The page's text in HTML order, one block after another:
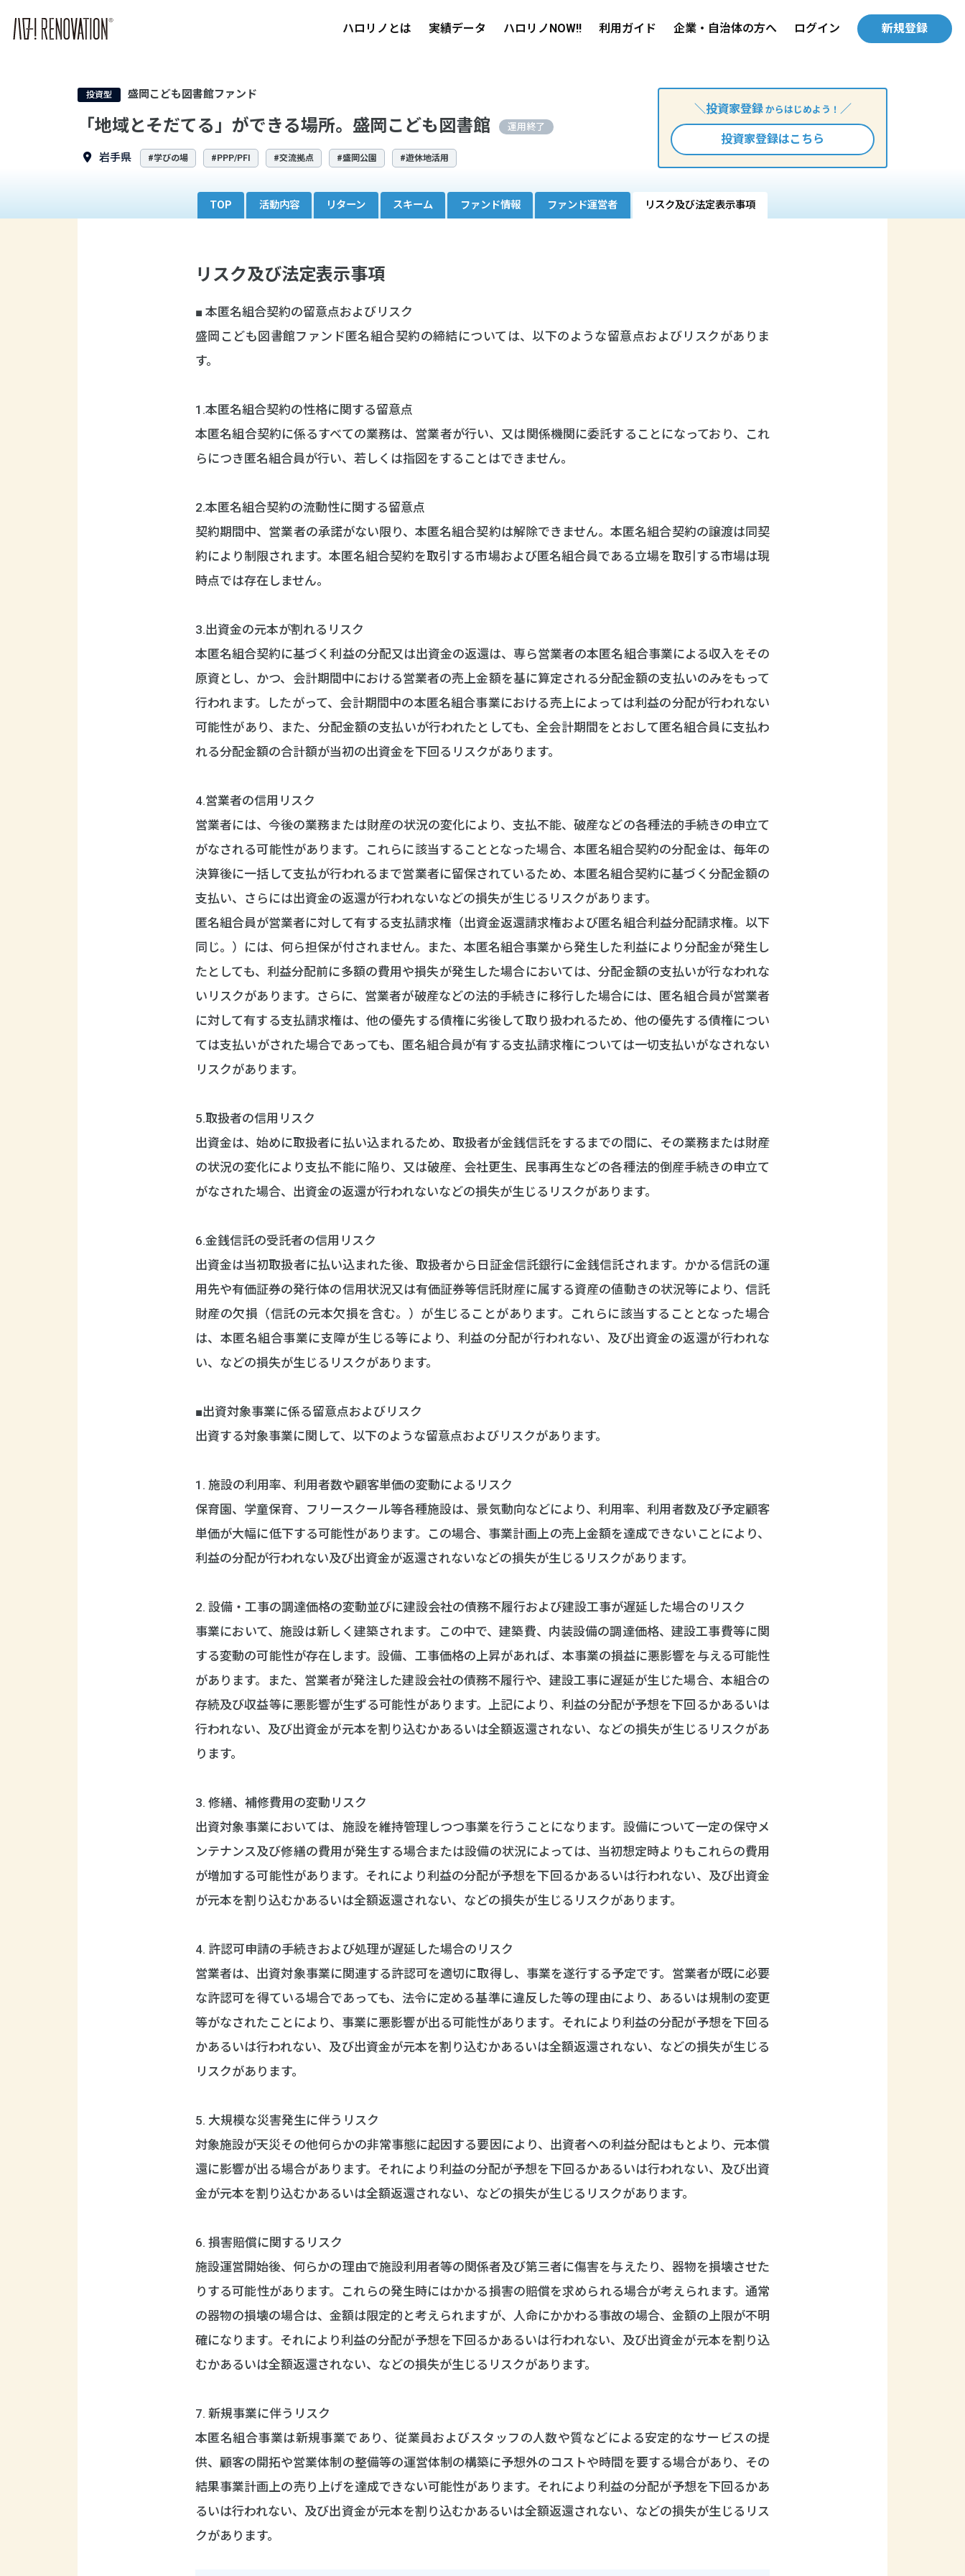
ハロリノとは 実績データ ハロリノNOW!! 利用ガイド 企業・自治体の方へ ログイン 新規登録
投資型 盛岡こども図書館ファンド
「地域とそだてる」ができる場所。盛岡こども図書館 運用終了
岩手県 #学びの場 #PPP/PFI #交流拠点 #盛岡公園 #遊休地活用
＼投資家登録 からはじめよう！ ／
投資家登録はこちら
TOP 活動内容 リターン スキーム ファンド情報 ファンド運営者 リスク及び法定表示事項
リスク及び法定表示事項
■ 本匿名組合契約の留意点およびリスク
盛岡こども図書館ファンド匿名組合契約の締結については、以下のような留意点およびリスクがありま
す。
1.本匿名組合契約の性格に関する留意点
本匿名組合契約に係るすべての業務は、営業者が行い、又は関係機関に委託することになっており、これ
らにつき匿名組合員が行い、若しくは指図をすることはできません。
2.本匿名組合契約の流動性に関する留意点
契約期間中、営業者の承諾がない限り、本匿名組合契約は解除できません。本匿名組合契約の譲渡は同契
約により制限されます。本匿名組合契約を取引する市場および匿名組合員である立場を取引する市場は現
時点では存在しません。
3.出資金の元本が割れるリスク
本匿名組合契約に基づく利益の分配又は出資金の返還は、専ら営業者の本匿名組合事業による収入をその
原資とし、かつ、会計期間中における営業者の売上金額を基に算定される分配金額の支払いのみをもって
行われます。したがって、会計期間中の本匿名組合事業における売上によっては利益の分配が行われない
可能性があり、また、分配金額の支払いが行われたとしても、全会計期間をとおして匿名組合員に支払わ
れる分配金額の合計額が当初の出資金を下回るリスクがあります。
4.営業者の信用リスク
営業者には、今後の業務または財産の状況の変化により、支払不能、破産などの各種法的手続きの申立て
がなされる可能性があります。これらに該当することとなった場合、本匿名組合契約の分配金は、毎年の
決算後に一括して支払が行われるまで営業者に留保されているため、本匿名組合契約に基づく分配金額の
支払い、さらには出資金の返還が行われないなどの損失が生じるリスクがあります。
匿名組合員が営業者に対して有する支払請求権（出資金返還請求権および匿名組合利益分配請求権。以下
同じ。）には、何ら担保が付されません。また、本匿名組合事業から発生した利益により分配金が発生し
たとしても、利益分配前に多額の費用や損失が発生した場合においては、分配金額の支払いが行なわれな
いリスクがあります。さらに、営業者が破産などの法的手続きに移行した場合には、匿名組合員が営業者
に対して有する支払請求権は、他の優先する債権に劣後して取り扱われるため、他の優先する債権につい
ては支払いがされた場合であっても、匿名組合員が有する支払請求権については一切支払いがなされない
リスクがあります。
5.取扱者の信用リスク
出資金は、始めに取扱者に払い込まれるため、取扱者が金銭信託をするまでの間に、その業務または財産
の状況の変化により支払不能に陥り、又は破産、会社更生、民事再生などの各種法的倒産手続きの申立て
がなされた場合、出資金の返還が行われないなどの損失が生じるリスクがあります。
6.金銭信託の受託者の信用リスク
出資金は当初取扱者に払い込まれた後、取扱者から日証金信託銀行に金銭信託されます。かかる信託の運
用先や有価証券の発行体の信用状況又は有価証券等信託財産に属する資産の値動きの状況等により、信託
財産の欠損（信託の元本欠損を含む。）が生じることがあります。これらに該当することとなった場合
は、本匿名組合事業に支障が生じる等により、利益の分配が行われない、及び出資金の返還が行われな
い、などの損失が生じるリスクがあります。
■出資対象事業に係る留意点およびリスク
出資する対象事業に関して、以下のような留意点およびリスクがあります。
1. 施設の利用率、利用者数や顧客単価の変動によるリスク
保育園、学童保育、フリースクール等各種施設は、景気動向などにより、利用率、利用者数及び予定顧客
単価が大幅に低下する可能性があります。この場合、事業計画上の売上金額を達成できないことにより、
利益の分配が行われない及び出資金が返還されないなどの損失が生じるリスクがあります。
2. 設備・工事の調達価格の変動並びに建設会社の債務不履行および建設工事が遅延した場合のリスク
事業において、施設は新しく建築されます。この中で、建築費、内装設備の調達価格、建設工事費等に関
する変動の可能性が存在します。設備、工事価格の上昇があれば、本事業の損益に悪影響を与える可能性
があります。また、営業者が発注した建設会社の債務不履行や、建設工事に遅延が生じた場合、本組合の
存続及び収益等に悪影響が生ずる可能性があります。上記により、利益の分配が予想を下回るかあるいは
行われない、及び出資金が元本を割り込むかあるいは全額返還されない、などの損失が生じるリスクがあ
ります。
3. 修繕、補修費用の変動リスク
出資対象事業においては、施設を維持管理しつつ事業を行うことになります。設備について一定の保守メ
ンテナンス及び修繕の費用が発生する場合または設備の状況によっては、当初想定時よりもこれらの費用
が増加する可能性があります。それにより利益の分配が予想を下回るかあるいは行われない、及び出資金
が元本を割り込むかあるいは全額返還されない、などの損失が生じるリスクがあります。
4. 許認可申請の手続きおよび処理が遅延した場合のリスク
営業者は、出資対象事業に関連する許認可を適切に取得し、事業を遂行する予定です。営業者が既に必要
な許認可を得ている場合であっても、法令に定める基準に違反した等の理由により、あるいは規制の変更
等がなされたことにより、事業に悪影響が出る可能性があります。それにより利益の分配が予想を下回る
かあるいは行われない、及び出資金が元本を割り込むかあるいは全額返還されない、などの損失が生じる
リスクがあります。
5. 大規模な災害発生に伴うリスク
対象施設が天災その他何らかの非常事態に起因する要因により、出資者への利益分配はもとより、元本償
還に影響が出る場合があります。それにより利益の分配が予想を下回るかあるいは行われない、及び出資
金が元本を割り込むかあるいは全額返還されない、などの損失が生じるリスクがあります。
6. 損害賠償に関するリスク
施設運営開始後、何らかの理由で施設利用者等の関係者及び第三者に傷害を与えたり、器物を損壊させた
りする可能性があります。これらの発生時にはかかる損害の賠償を求められる場合が考えられます。通常
の器物の損壊の場合は、金額は限定的と考えられますが、人命にかかわる事故の場合、金額の上限が不明
確になります。それにより利益の分配が予想を下回るかあるいは行われない、及び出資金が元本を割り込
むかあるいは全額返還されない、などの損失が生じるリスクがあります。
7. 新規事業に伴うリスク
本匿名組合事業は新規事業であり、従業員およびスタッフの人数や質などによる安定的なサービスの提
供、顧客の開拓や営業体制の整備等の運営体制の構築に予想外のコストや時間を要する場合があり、その
結果事業計画上の売り上げを達成できない可能性があります。それにより利益の分配が予想を下回るかあ
るいは行われない、及び出資金が元本を割り込むかあるいは全額返還されない、などの損失が生じるリス
クがあります。